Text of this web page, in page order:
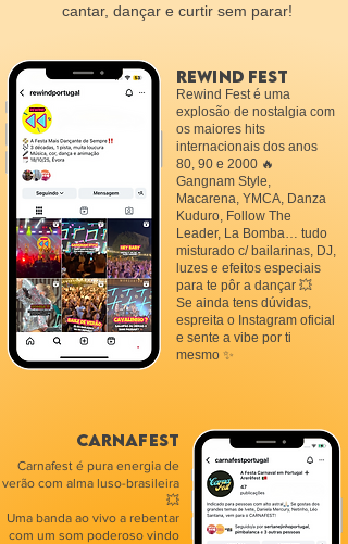
cantar, dançar e curtir sem parar!
REWIND FEST
Rewind Fest é uma
explosão de nostalgia com
os maiores hits
internacionais dos anos
80, 90 e 2000 🔥
Gangnam Style,
Macarena, YMCA, Danza
Kuduro, Follow The
Leader, La Bomba… tudo
misturado c/ bailarinas, DJ,
luzes e efeitos especiais
para te pôr a dançar 💥
Se ainda tens dúvidas,
espreita o Instagram oficial
e sente a vibe por ti
mesmo ✨
CARNAFEST
Carnafest é pura energia de
verão com alma luso-brasileira
💥
Uma banda ao vivo a rebentar
com um som poderoso vindo